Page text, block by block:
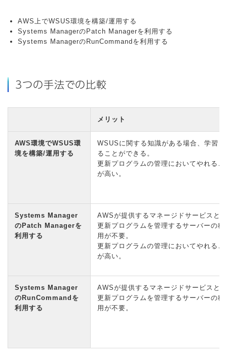
AWS上でWSUS環境を構築/運用する
Systems ManagerのPatch Managerを利用する
Systems ManagerのRunCommandを利用する
3つの手法での比較
メリット
AWS環境でWSUS環
境を構築/運用する
WSUSに関する知識がある場合、学習
ることができる。
更新プログラムの管理においてやれるこ
が高い。
Systems Manager
のPatch Managerを
利用する
AWSが提供するマネージドサービスと
更新プログラムを管理するサーバーの稼
用が不要。
更新プログラムの管理においてやれるこ
が高い。
Systems Manager
のRunCommandを
利用する
AWSが提供するマネージドサービスと
更新プログラムを管理するサーバーの稼
用が不要。